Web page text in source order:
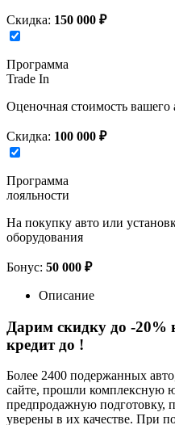
Скидка: 150 000 ₽
Программа
Trade In
Оценочная стоимость вашего
Скидка: 100 000 ₽
Программа
лояльности
На покупку авто или
оборудования
Бонус: 50 000 ₽
Описание
Дарим скидку до -20%
кредит до !
Более 2400 подержанных
сайте, прошли комплексную
предпродажную подготовку,
уверены в их качестве. При